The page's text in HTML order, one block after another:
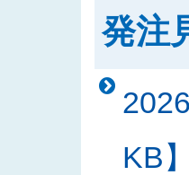
発注
KB】